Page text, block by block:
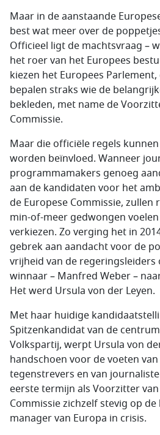
Maar in de aanstaande
best wat meer over de
Officieel ligt de machtsvraag –
het roer van het Europees
kiezen het Europees
bepalen straks wie de
bekleden, met name de
Commissie.
Maar die officiële regels
worden beïnvloed. Wanneer
programmamakers genoeg
aan de kandidaten voor het
de Europese Commissie, zullen
min-of-meer gedwongen
verkiezen. Zo verging het in
gebrek aan aandacht voor de
vrijheid van de regeringsleiders
winnaar – Manfred Weber –
Het werd Ursula von der Leyen.
Met haar huidige
Spitzenkandidat van de
Volkspartij, werpt Ursula von
handschoen voor de voeten
tegenstrevers en van
eerste termijn als Voorzitter
Commissie zichzelf stevig op
manager van Europa in crisis.